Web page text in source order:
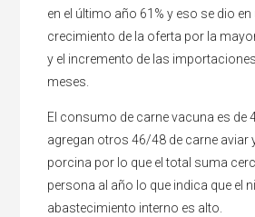
en el último año 61% y eso se dio
crecimiento de la oferta por la
y el incremento de las
meses.
El consumo de carne vacuna es de
agregan otros 46/48 de carne aviar
porcina por lo que el total suma
persona al año lo que indica que el
abastecimiento interno es alto.